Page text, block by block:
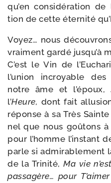
qu’en consi­dé­ra­tion de
tion de cette éter­ni­té
Voyez… nous
vrai­ment gar­dé jusqu’à
C’est le Vin de
l’union incroyable
notre âme et l’époux,
l’Heure, dont fait
réponse à sa Très
nel que nous goû­tons à
pour l’homme l’instant
parle si admi­ra­ble­ment
de la Trinité,Ma vie n
pas­sa­gère… pour